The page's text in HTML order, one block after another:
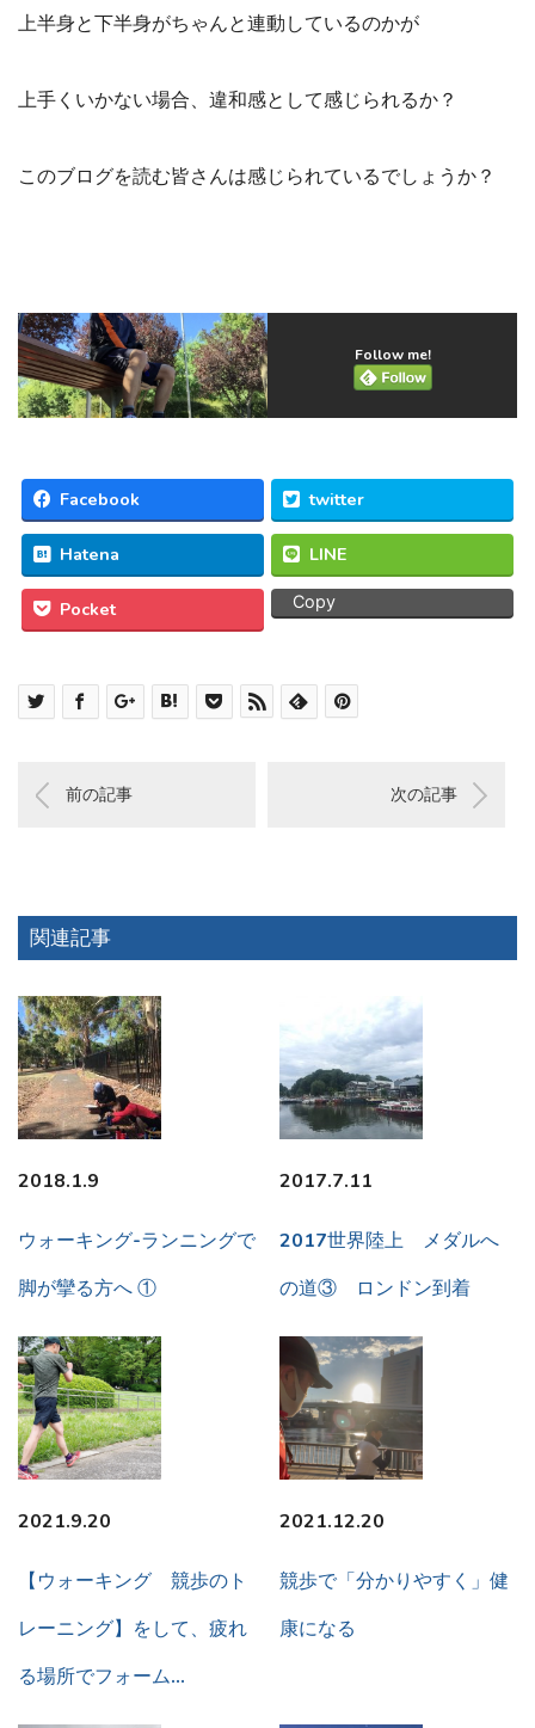
上半身と下半身がちゃんと連動しているのかが
上手くいかない場合、違和感として感じられるか？
このブログを読む皆さんは感じられているでしょうか？
Follow me!
Facebook twitter
Hatena LINE
Pocket Copy
前の記事 次の記事
関連記事
2018.1.9
ウォーキング-ランニングで
脚が攣る方へ ①
2017.7.11
2017世界陸上 メダルへ
の道③ ロンドン到着
2021.9.20
【ウォーキング 競歩のト
レーニング】をして、疲れ
る場所でフォーム…
2021.12.20
競歩で「分かりやすく」健
康になる